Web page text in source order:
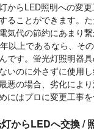
からLED照明への変
ることができます。
気代の節約にあまり
以上であるなら、そ
です。蛍光灯照明器
いのに外さずに使用
悪の場合、劣化によ
にはプロに変更工事を
からLEDへ交換 /